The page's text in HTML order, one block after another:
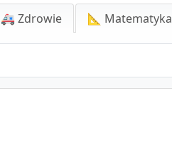
🚑 Zdrowie 📐 Matematyka